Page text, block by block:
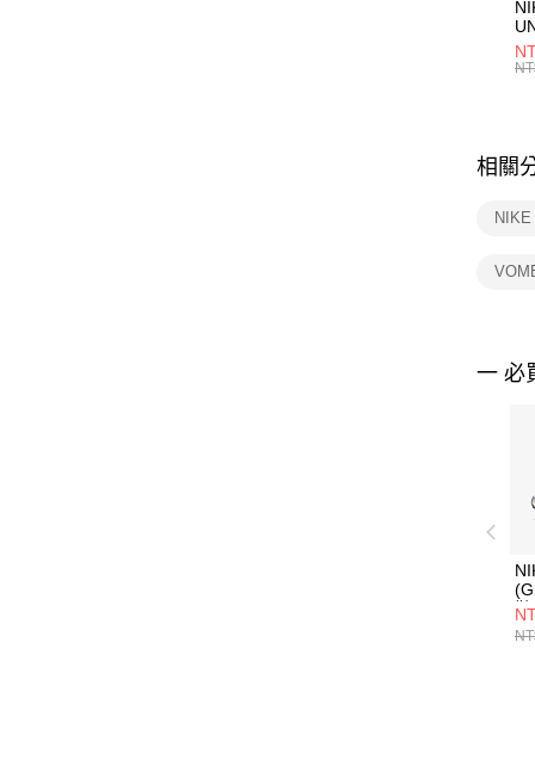
統
相關
一 必